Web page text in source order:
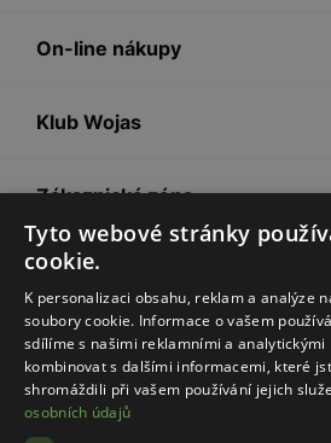
On-line nákupy
Klub Wojas
Zákaznická zóna
Společnost Wojas
Rady
Tyto webové stránky
cookie.
K personalizaci obsahu, reklam a analýze
soubory cookie. Informace o vašem
sdílíme s našimi reklamními a
kombinovat s dalšími informacemi, které
shromáždili při vašem používání jejich
osobních údajů